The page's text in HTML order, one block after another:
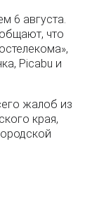
6 августа.
что
Picabu и
жалоб из
края,